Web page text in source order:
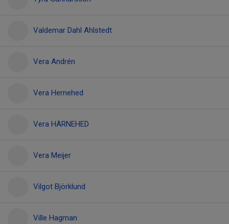
Valdemar Dahl Ahlstedt
Vera Andrén
Vera Hernehed
Vera HÄRNEHED
Vera Meijer
Vilgot Björklund
Ville Hagman